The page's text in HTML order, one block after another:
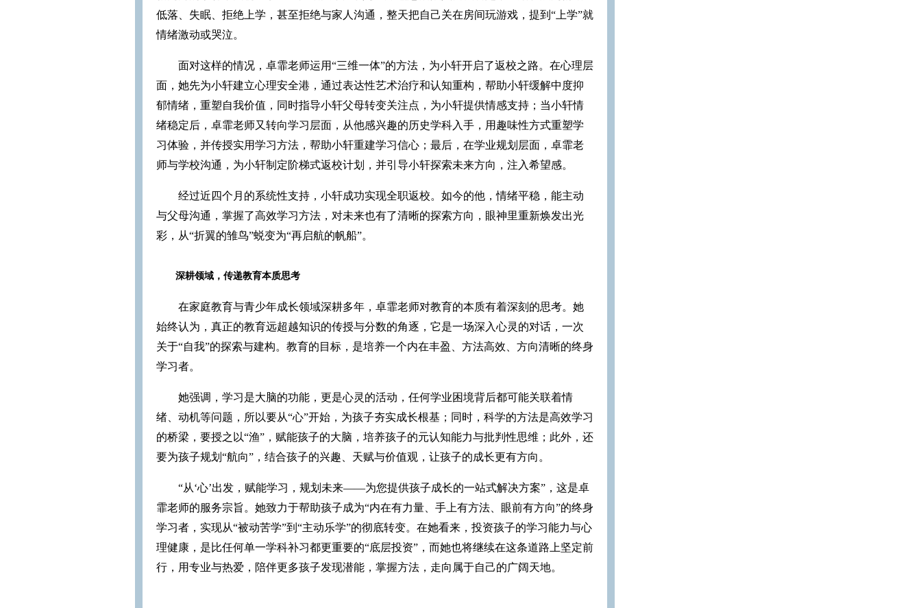
低落、失眠、拒绝上学，甚至拒绝与家人沟通，整天把自己关在房间玩游戏，提到“上学”就
情绪激动或哭泣。
面对这样的情况，卓霏老师运用“三维一体”的方法，为小轩开启了返校之路。在心理层
面，她先为小轩建立心理安全港，通过表达性艺术治疗和认知重构，帮助小轩缓解中度抑
郁情绪，重塑自我价值，同时指导小轩父母转变关注点，为小轩提供情感支持；当小轩情
绪稳定后，卓霏老师又转向学习层面，从他感兴趣的历史学科入手，用趣味性方式重塑学
习体验，并传授实用学习方法，帮助小轩重建学习信心；最后，在学业规划层面，卓霏老
师与学校沟通，为小轩制定阶梯式返校计划，并引导小轩探索未来方向，注入希望感。
经过近四个月的系统性支持，小轩成功实现全职返校。如今的他，情绪平稳，能主动
与父母沟通，掌握了高效学习方法，对未来也有了清晰的探索方向，眼神里重新焕发出光
彩，从“折翼的雏鸟”蜕变为“再启航的帆船”。
深耕领域，传递教育本质思考
在家庭教育与青少年成长领域深耕多年，卓霏老师对教育的本质有着深刻的思考。她
始终认为，真正的教育远超越知识的传授与分数的角逐，它是一场深入心灵的对话，一次
关于“自我”的探索与建构。教育的目标，是培养一个内在丰盈、方法高效、方向清晰的终身
学习者。
她强调，学习是大脑的功能，更是心灵的活动，任何学业困境背后都可能关联着情
绪、动机等问题，所以要从“心”开始，为孩子夯实成长根基；同时，科学的方法是高效学习
的桥梁，要授之以“渔”，赋能孩子的大脑，培养孩子的元认知能力与批判性思维；此外，还
要为孩子规划“航向”，结合孩子的兴趣、天赋与价值观，让孩子的成长更有方向。
“从‘心’出发，赋能学习，规划未来——为您提供孩子成长的一站式解决方案”，这是卓
霏老师的服务宗旨。她致力于帮助孩子成为“内在有力量、手上有方法、眼前有方向”的终身
学习者，实现从“被动苦学”到“主动乐学”的彻底转变。在她看来，投资孩子的学习能力与心
理健康，是比任何单一学科补习都更重要的“底层投资”，而她也将继续在这条道路上坚定前
行，用专业与热爱，陪伴更多孩子发现潜能，掌握方法，走向属于自己的广阔天地。